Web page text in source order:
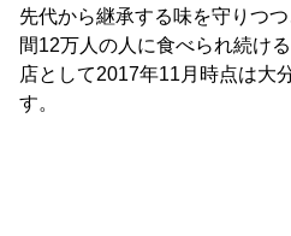
先代から継承する味を守りつ
間12万人の人に食べられ続け
店として2017年11月時点は大
す。